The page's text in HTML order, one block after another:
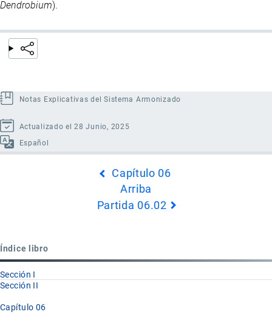
Dendrobium).
Notas Explicativas del Sistema Armonizado
Actualizado el 28 Junio, 2025
Español
06.01
Capítulo 06
Arriba
Partida 06.02
Índice libro
Sección I
Sección II
Capítulo 06